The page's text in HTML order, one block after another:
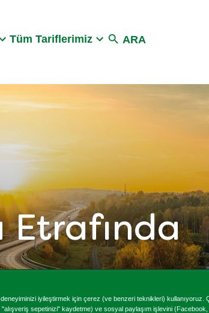
Tüm Tariflerimiz ARA
Etrafında
iyileştirmek için çerez (ve benzeri teknikleri) kullanıyoruz.
sepetinizi" kaydetme) ve sosyal paylaşım işlevini